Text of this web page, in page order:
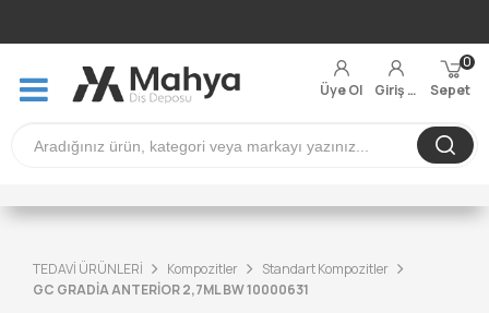
Üye Ol Giriş Yap Sepet
0
TEDAVİ ÜRÜNLERİ Kompozitler
Standart Kompozitler
GC GRADİA ANTERİOR 2,7ML BW 10000631